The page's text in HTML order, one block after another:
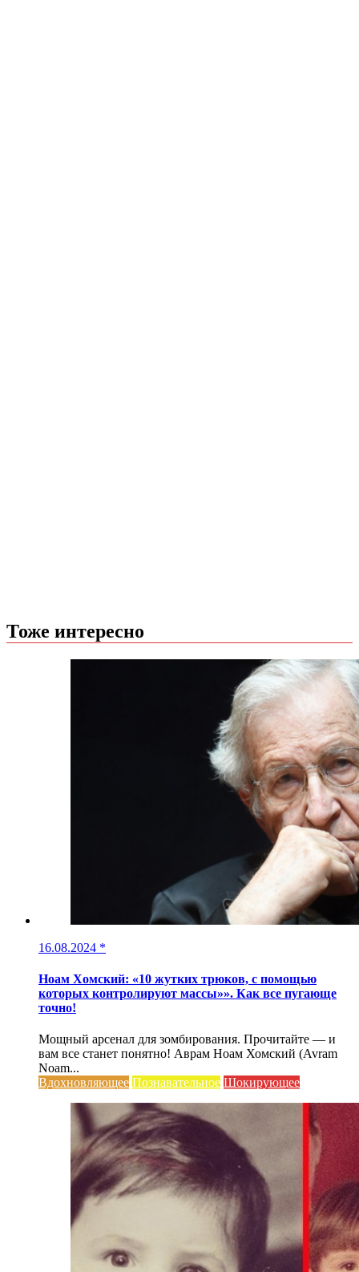
Тоже интересно
16.08.2024 *
Ноам Хомский: «10 жутких трюков, с помощью
которых контролируют массы»». Как все пугающе
точно!
Мощный арсенал для зомбирования. Прочитайте — и
вам все станет понятно! Аврам Ноам Хомский (Avram
Noam...
Вдохновляющее Познавательное Шокирующее